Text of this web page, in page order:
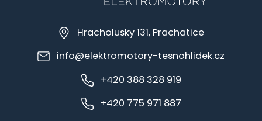
Hracholusky 131, Prachatice
info@elektromotory-tesnohlidek.cz
+420 388 328 919
+420 775 971 887